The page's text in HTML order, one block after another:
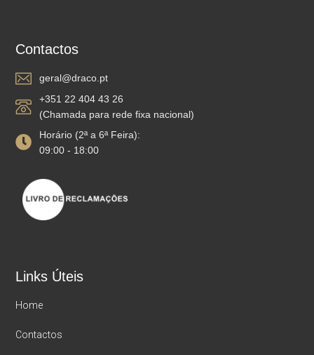
Contactos
geral@draco.pt
+351 22 404 43 26
(Chamada para rede fixa nacional)
Horário (2ª a 6ª Feira):
09:00 - 18:00
Links Úteis
Home
Contactos